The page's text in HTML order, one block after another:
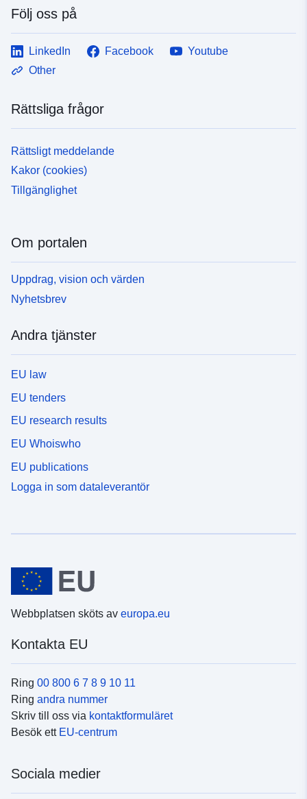
Följ oss på
LinkedIn Facebook
Youtube
Other
Rättsliga frågor
Rättsligt meddelande
Kakor (cookies)
Tillgänglighet
Om portalen
Uppdrag, vision och värden
Nyhetsbrev
Andra tjänster
EU law
EU tenders
EU research results
EU Whoiswho
EU publications
Logga in som dataleverantör
Webbplatsen sköts av europa.eu
Kontakta EU
Ring 00 800 6 7 8 9 10 11
Ring andra nummer
Skriv till oss via kontaktformuläret
Besök ett EU-centrum
Sociala medier